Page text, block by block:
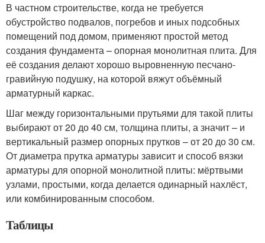
В частном строительстве, когда не требуется
обустройство подвалов, погребов и иных подсобных
помещений под домом, применяют простой метод
создания фундамента – опорная монолитная плита. Для
её создания делают хорошо выровненную песчано-
гравийную подушку, на которой вяжут объёмный
арматурный каркас.
Шаг между горизонтальными прутьями для такой плиты
выбирают от 20 до 40 см, толщина плиты, а значит – и
вертикальный размер опорных прутков – от 20 до 30 см.
От диаметра прутка арматуры зависит и способ вязки
арматуры для опорной монолитной плиты: мёртвыми
узлами, простыми, когда делается одинарный нахлёст,
или комбинированным способом.
Таблицы